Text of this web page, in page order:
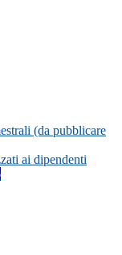
(da pubblicare
ai dipendenti